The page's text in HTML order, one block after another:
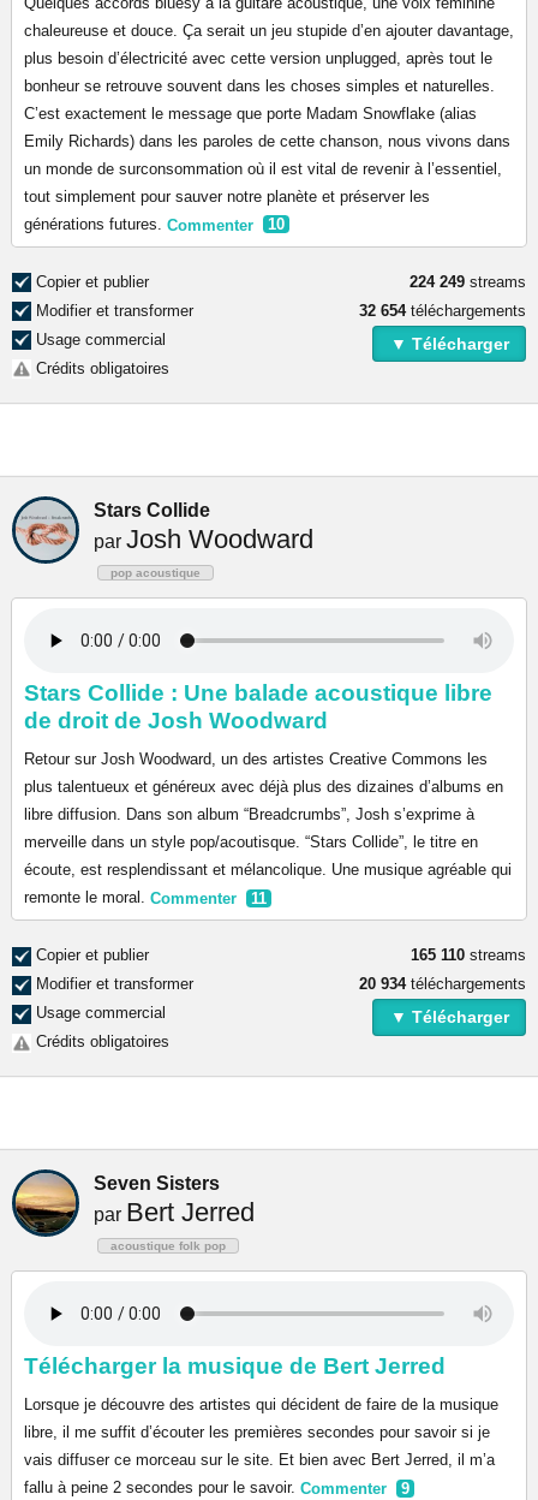
chaleureuse et douce. Ça serait un jeu stupide d’en ajouter davantage,
plus besoin d’électricité avec cette version unplugged, après tout le
bonheur se retrouve souvent dans les choses simples et naturelles.
C’est exactement le message que porte Madam Snowflake (alias
Emily Richards) dans les paroles de cette chanson, nous vivons dans
un monde de surconsommation où il est vital de revenir à l’essentiel,
tout simplement pour sauver notre planète et préserver les
générations futures. Commenter 10
Copier et publier
Modifier et transformer
Usage commercial
Crédits obligatoires
224 249 streams
32 654téléchargements
▼ Télécharger
Stars Collide
par Josh Woodward
pop acoustique
Stars Collide : Une balade acoustique libre
de droit de Josh Woodward
Retour sur Josh Woodward, un des artistes Creative Commons les
plus talentueux et généreux avec déjà plus des dizaines d’albums en
libre diffusion. Dans son album “Breadcrumbs”, Josh s’exprime à
merveille dans un style pop/acoutisque. “Stars Collide”, le titre en
écoute, est resplendissant et mélancolique. Une musique agréable qui
remonte le moral. Commenter 11
Copier et publier
Modifier et transformer
Usage commercial
Crédits obligatoires
165 110 streams
20 934téléchargements
▼ Télécharger
Seven Sisters
par Bert Jerred
acoustique folk pop
Télécharger la musique de Bert Jerred
Lorsque je découvre des artistes qui décident de faire de la musique
libre, il me suffit d’écouter les premières secondes pour savoir si je
vais diffuser ce morceau sur le site. Et bien avec Bert Jerred, il m’a
fallu à peine 2 secondes pour le savoir. Commenter 9